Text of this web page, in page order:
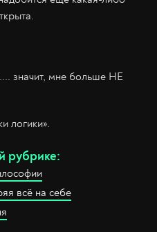
значит, мне больше НЕ
логики».
рубрике:
всё на себе